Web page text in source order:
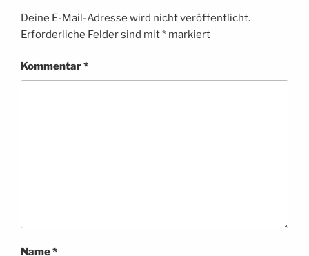
Deine E-Mail-Adresse wird nicht veröffentlicht.
Erforderliche Felder sind mit* markiert
Kommentar*
Name*